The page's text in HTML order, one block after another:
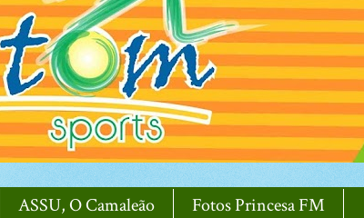
ASSU, O Camaleão Fotos Princesa FM